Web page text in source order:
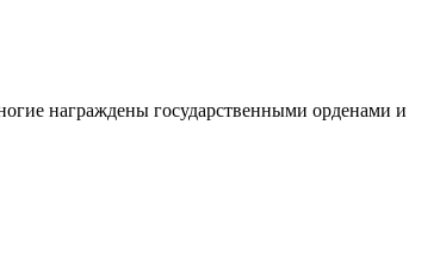
награждены государственными орденами и